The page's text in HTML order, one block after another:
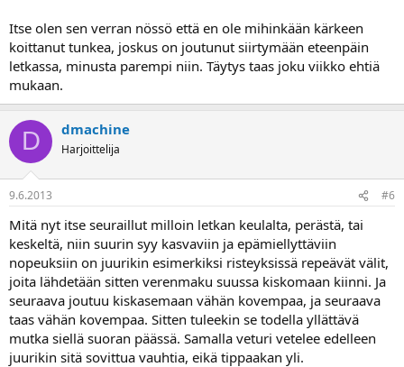
Itse olen sen verran nössö että en ole mihinkään kärkeen
koittanut tunkea, joskus on joutunut siirtymään eteenpäin
letkassa, minusta parempi niin. Täytys taas joku viikko ehtiä
mukaan.
D dmachine
Harjoittelija
9.6.2013 #6
Mitä nyt itse seuraillut milloin letkan keulalta, perästä, tai
keskeltä, niin suurin syy kasvaviin ja epämiellyttäviin
nopeuksiin on juurikin esimerkiksi risteyksissä repeävät välit,
joita lähdetään sitten verenmaku suussa kiskomaan kiinni. Ja
seuraava joutuu kiskasemaan vähän kovempaa, ja seuraava
taas vähän kovempaa. Sitten tuleekin se todella yllättävä
mutka siellä suoran päässä. Samalla veturi vetelee edelleen
juurikin sitä sovittua vauhtia, eikä tippaakan yli.